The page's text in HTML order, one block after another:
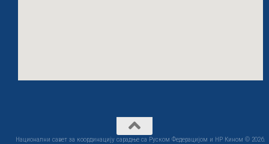
Национални савет за координацију сарадње са Руском Федерацијом и НР Кином © 2026.